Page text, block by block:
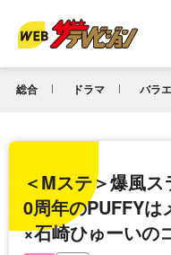
総合 ドラマ バラ
＜Mステ＞爆風
0周年のPUFFY
×石崎ひゅーいの